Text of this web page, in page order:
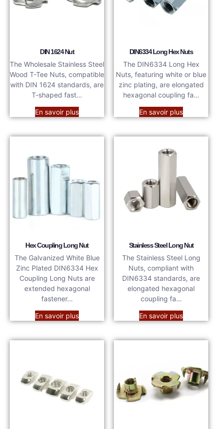
DIN 1624 Nut
The Wholesale Stainless Steel
Wood T-Tee Nuts, compatible
with DIN 1624 standards, are
T-shaped fast…
En savoir plus
DIN6334 Long Hex Nuts
The DIN6334 Long Hex
Nuts, featuring white or blue
zinc plating, are elongated
hexagonal coupling fa…
En savoir plus
Hex Coupling Long Nut
The Galvanized White Blue
Zinc Plated DIN6334 Hex
Coupling Long Nuts are
extended hexagonal
fastener…
En savoir plus
Stainless Steel Long Nut
The Stainless Steel Long
Nuts, compliant with
DIN6334 standards, are
elongated hexagonal
coupling fa…
En savoir plus